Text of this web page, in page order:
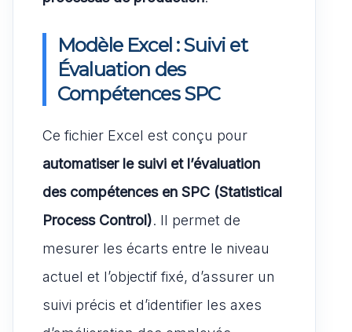
Modèle Excel : Suivi et
Évaluation des
Compétences SPC
Ce fichier Excel est conçu pour
automatiser le suivi et l’évaluation
des compétences en SPC (Statistical
Process Control). Il permet de
mesurer les écarts entre le niveau
actuel et l’objectif fixé, d’assurer un
suivi précis et d’identifier les axes